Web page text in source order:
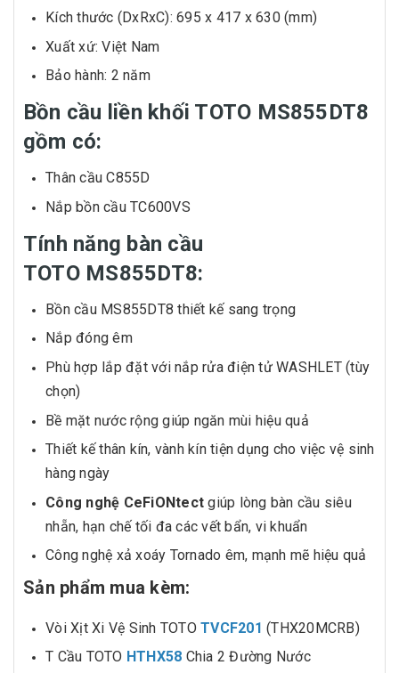
Kích thước (DxRxC): 695 x 417 x 630 (mm)
Xuất xứ: Việt Nam
Bảo hành: 2 năm
Bồn cầu liền khối TOTO MS855DT8
gồm có:
Thân cầu C855D
Nắp bồn cầu TC600VS
Tính năng bàn cầu
TOTO MS855DT8:
Bồn cầu MS855DT8 thiết kế sang trọng
Nắp đóng êm
Phù hợp lắp đặt với nắp rửa điện tử WASHLET (tùy
chọn)
Bề mặt nước rộng giúp ngăn mùi hiệu quả
Thiết kế thân kín, vành kín tiện dụng cho việc vệ sinh
hàng ngày
Công nghệ CeFiONtect giúp lòng bàn cầu siêu
nhẵn, hạn chế tối đa các vết bẩn, vi khuẩn
Công nghệ xả xoáy Tornado êm, mạnh mẽ hiệu quả
Sản phẩm mua kèm:
Vòi Xịt Xi Vệ Sinh TOTO TVCF201 (THX20MCRB)
T Cầu TOTO HTHX58 Chia 2 Đường Nước